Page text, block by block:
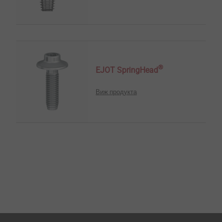
EJOT SpringHead ®
Виж продукта